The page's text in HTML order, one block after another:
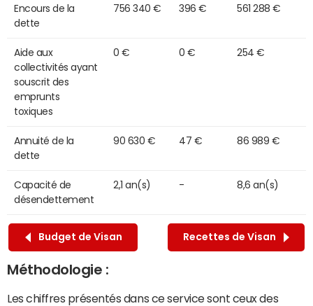
Encours de la
dette
756 340 € 396 € 561 288 €
Aide aux
collectivités ayant
souscrit des
emprunts
toxiques
0 € 0 € 254 €
Annuité de la
dette
90 630 € 47 € 86 989 €
Capacité de
désendettement
2,1 an(s) - 8,6 an(s)
Budget de Visan Recettes de Visan
Méthodologie :
Les chiffres présentés dans ce service sont ceux des